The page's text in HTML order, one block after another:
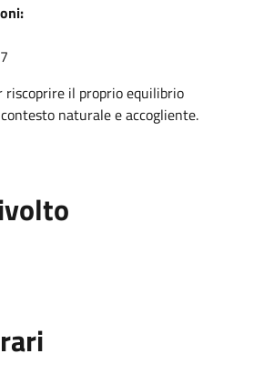
riscoprire il proprio equilibrio
naturale e accogliente.